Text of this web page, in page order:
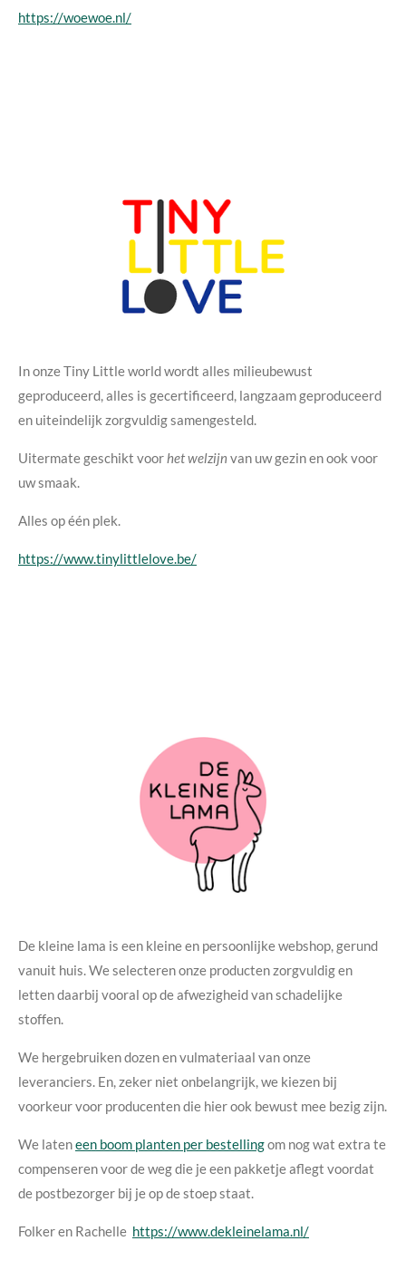
https://woewoe.nl/
In onze Tiny Little world wordt alles milieubewust
geproduceerd, alles is gecertificeerd, langzaam geproduceerd
en uiteindelijk zorgvuldig samengesteld.
Uitermate geschikt voorhet welzijn van uw gezin en ook voor
uw smaak.
Alles op één plek.
https://www.tinylittlelove.be/
De kleine lama is een kleine en persoonlijke webshop, gerund
vanuit huis. We selecteren onze producten zorgvuldig en
letten daarbij vooral op de afwezigheid van schadelijke
stoffen.
We hergebruiken dozen en vulmateriaal van onze
leveranciers. En, zeker niet onbelangrijk, we kiezen bij
voorkeur voor producenten die hier ook bewust mee bezig zijn.
We lateneen boom planten per bestellingom nog wat extra te
compenseren voor de weg die je een pakketje aflegt voordat
de postbezorger bij je op de stoep staat.
Folker en Rachelle https://www.dekleinelama.nl/